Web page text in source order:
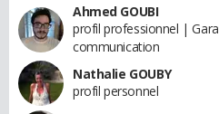
Ahmed GOUBI
profil professionnel |
communication
Nathalie GOUBY
profil personnel